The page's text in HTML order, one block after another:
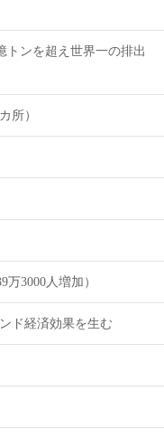
トンを超え世界一の排出
所）
3000人増加）
ド経済効果を生む